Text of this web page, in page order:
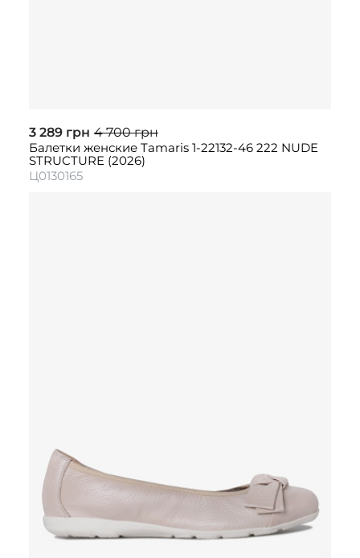
3 289 грн 4 700 грн
Балетки женские Tamaris 1-22132-46 222 NUDE
STRUCTURE (2026)
Ц0130165